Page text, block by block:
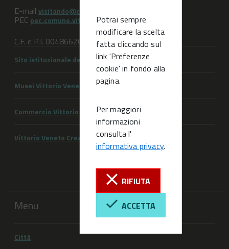
Potrai sempre
modificare la scelta
fatta cliccando sul
link 'Preferenze
cookie' in fondo alla
pagina.
Per maggiori
informazioni
consulta l'
informativa privacy.
RIFIUTA
ACCETTA
E-mail visitando@comune.vittorio-veneto.tv.it
PEC pec.comune.vittorioveneto.tv@pecveneto.it
C.F. e P.I. 00486620263
Sito istituzionale del Comune di Vittorio Veneto
Musei Vittorio Veneto
Commercio Vittorio Veneto
Vittorio Veneto Creativa
Menu
Città